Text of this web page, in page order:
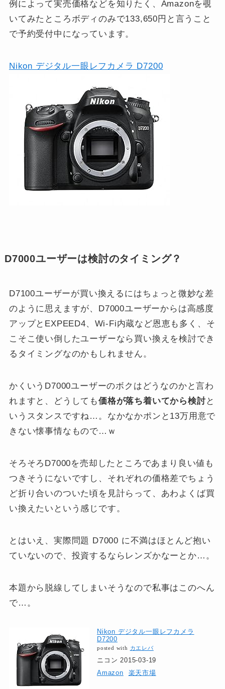
例によって実売価格などを知りたく、Amazonを覗
いてみたところボディのみで133,650円と言うこと
で予約受付中になっています。
Nikon デジタル一眼レフカメラ D7200
D7000ユーザーは検討のタイミング？
D7100ユーザーが買い換えるにはちょっと微妙な差
のように思えますが、D7000ユーザーからは高感度
アップとEXPEED4、Wi-Fi内蔵など恩恵も多く、そ
こそこ使い倒したユーザーなら買い換えを検討でき
るタイミングなのかもしれません。
かくいうD7000ユーザーのボクはどうなのかと言わ
れますと、どうしても価格が落ち着いてから検討と
いうスタンスですね…。なかなかポンと13万用意で
きない懐事情なもので…ｗ
そろそろD7000を売却したところであまり良い値も
つきそうにないですし、それぞれの価格差でちょう
ど折り合いのついた頃を見計らって、あわよくば買
い換えたいという感じです。
とはいえ、実際問題 D7000 に不満はほとんど抱い
ていないので、投資するならレンズかなーとか…。
本題から脱線してしまいそうなので私事はこのへん
で…。
Nikon デジタル一眼レフカメラ
D7200
posted with カエレバ
ニコン 2015-03-19
Amazon
楽天市場